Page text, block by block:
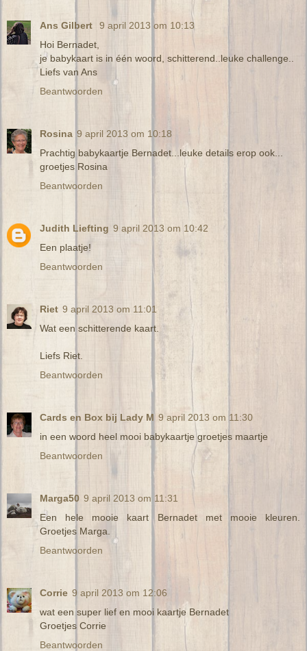
Ans Gilbert
9 april 2013 om 10:13
Hoi Bernadet,
je babykaart is in één woord, schitterend..leuke challenge..
Liefs van Ans
Beantwoorden
Rosina 9 april 2013 om 10:18
Prachtig babykaartje Bernadet...leuke details erop ook...
groetjes Rosina
Beantwoorden
Judith Liefting 9 april 2013 om 10:42
Een plaatje!
Beantwoorden
Riet 9 april 2013 om 11:01
Wat een schitterende kaart.
Liefs Riet.
Beantwoorden
Cards en Box bij Lady M 9 april 2013 om 11:30
in een woord heel mooi babykaartje groetjes maartje
Beantwoorden
Marga50 9 april 2013 om 11:31
Een hele mooie kaart Bernadet met mooie kleuren.
Groetjes Marga.
Beantwoorden
Corrie 9 april 2013 om 12:06
wat een super lief en mooi kaartje Bernadet
Groetjes Corrie
Beantwoorden